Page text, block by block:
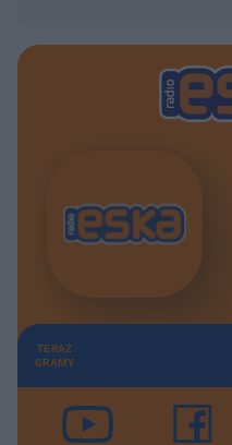
TERAZ
GRAMY